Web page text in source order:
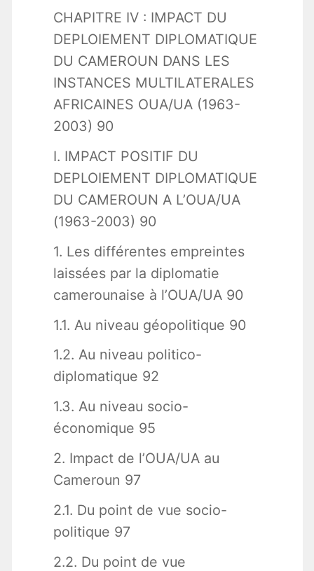
CHAPITRE IV : IMPACT DU
DEPLOIEMENT DIPLOMATIQUE
DU CAMEROUN DANS LES
INSTANCES MULTILATERALES
AFRICAINES OUA/UA (1963-
2003) 90
I. IMPACT POSITIF DU
DEPLOIEMENT DIPLOMATIQUE
DU CAMEROUN A L’OUA/UA
(1963-2003) 90
1. Les différentes empreintes
laissées par la diplomatie
camerounaise à l’OUA/UA 90
1.1. Au niveau géopolitique 90
1.2. Au niveau politico-
diplomatique 92
1.3. Au niveau socio-
économique 95
2. Impact de l’OUA/UA au
Cameroun 97
2.1. Du point de vue socio-
politique 97
2.2. Du point de vue